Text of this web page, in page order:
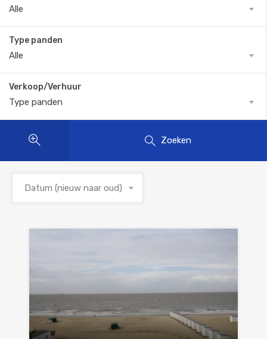
Alle
Type panden
Alle
Verkoop/Verhuur
Type panden
Zoeken
Datum (nieuw naar oud)